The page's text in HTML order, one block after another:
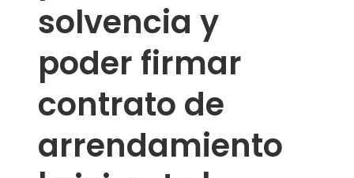
solvencia y
poder firmar
contrato de
arrendamiento